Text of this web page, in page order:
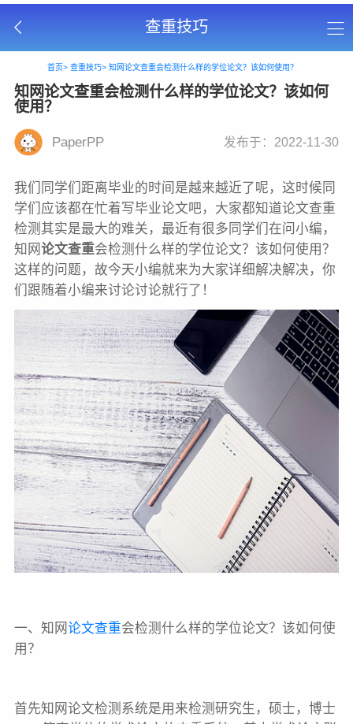
查重技巧
首页> 查重技巧> 知网论文查重会检测什么样的学位论文？该如何使用？
知网论文查重会检测什么样的学位论文？该如何
使用？
PaperPP 发布于：2022-11-30
我们同学们距离毕业的时间是越来越近了呢，这时候同
学们应该都在忙着写毕业论文吧，大家都知道论文查重
检测其实是最大的难关，最近有很多同学们在问小编，
知网论文查重会检测什么样的学位论文？该如何使用？
这样的问题，故今天小编就来为大家详细解决解决，你
们跟随着小编来讨论讨论就行了！
一、知网论文查重会检测什么样的学位论文？该如何使
用？
首先知网论文检测系统是用来检测研究生，硕士，博士